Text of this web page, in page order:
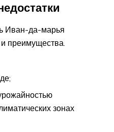
Иван-да-марья
преимущества.
зонах